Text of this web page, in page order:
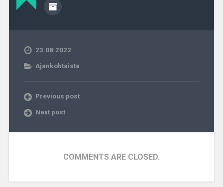
23.08.2022
Ajankohtaista
Previous post
Next post
COMMENTS ARE CLOSED.